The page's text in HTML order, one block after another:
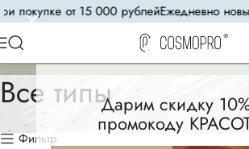
Дарим скидку
промокоду
от 15 000 рублейЕжедневно новые
Все типы
Фильтр